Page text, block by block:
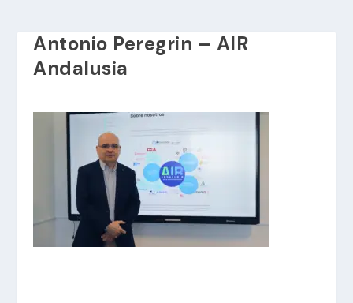
Antonio Peregrin – AIR
Andalusia